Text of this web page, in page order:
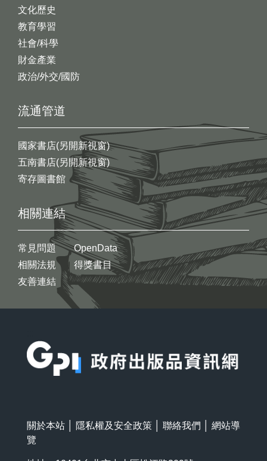
文化歷史
教育學習
社會/科學
財金產業
政治/外交/國防
流通管道
國家書店(另開新視窗)
五南書店(另開新視窗)
寄存圖書館
相關連結
常見問題
相關法規
友善連結
OpenData
得獎書目
關於本站 隱私權及安全政策 聯絡我們
網站導
覽